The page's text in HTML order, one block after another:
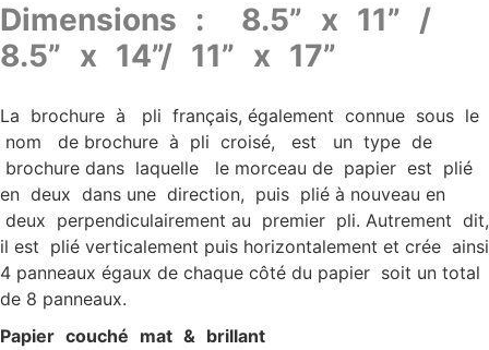
Dimensions : 8.5” x 11” /
8.5” x 14”/ 11” x 17”
La brochure à pli français, également connue sous le
nom de brochure à pli croisé, est un type de
brochure dans laquelle le morceau de papier est plié
en deux dans une direction, puis plié à nouveau en
deux perpendiculairement au premier pli. Autrement dit,
il est plié verticalement puis horizontalement et crée ainsi
4 panneaux égaux de chaque côté du papier soit un total
de 8 panneaux.
Papier couché mat & brillant